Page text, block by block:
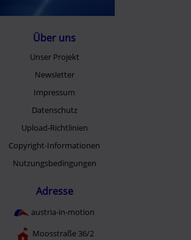
Über uns
Unser Projekt
Newsletter
Impressum
Datenschutz
Upload-Richtlinien
Copyright-Informationen
Nutzungsbedingungen
Adresse
austria-in-motion
Moosstraße 36/2